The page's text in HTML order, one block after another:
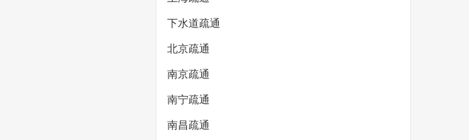
下水道疏通
北京疏通
南京疏通
南宁疏通
南昌疏通